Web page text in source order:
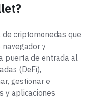
criptomonedas que
y
puerta de entrada al
(DeFi),
gestionar e
y aplicaciones